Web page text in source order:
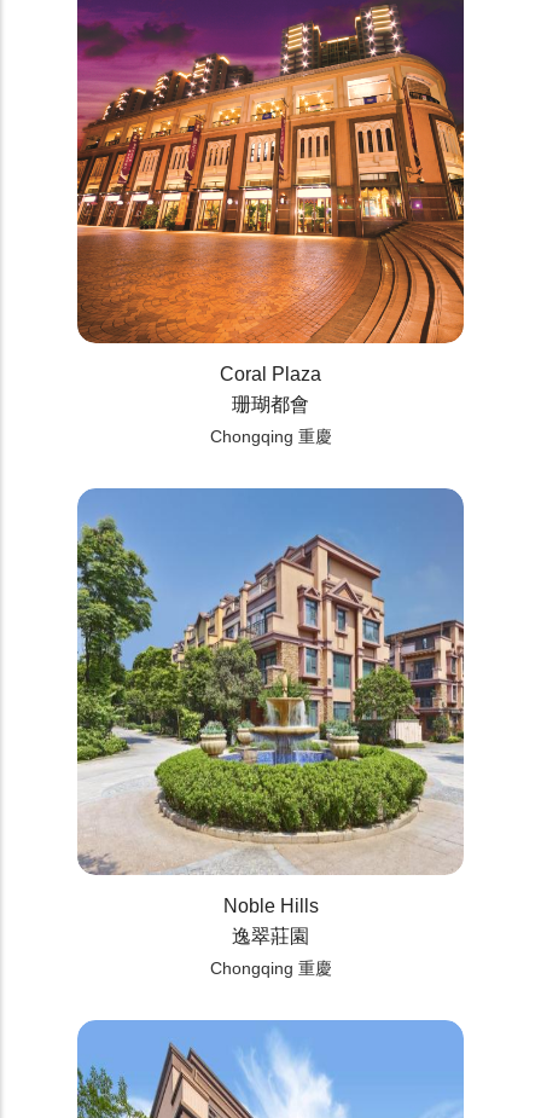
Coral Plaza
珊瑚都會
Chongqing 重慶
Noble Hills
逸翠莊園
Chongqing 重慶